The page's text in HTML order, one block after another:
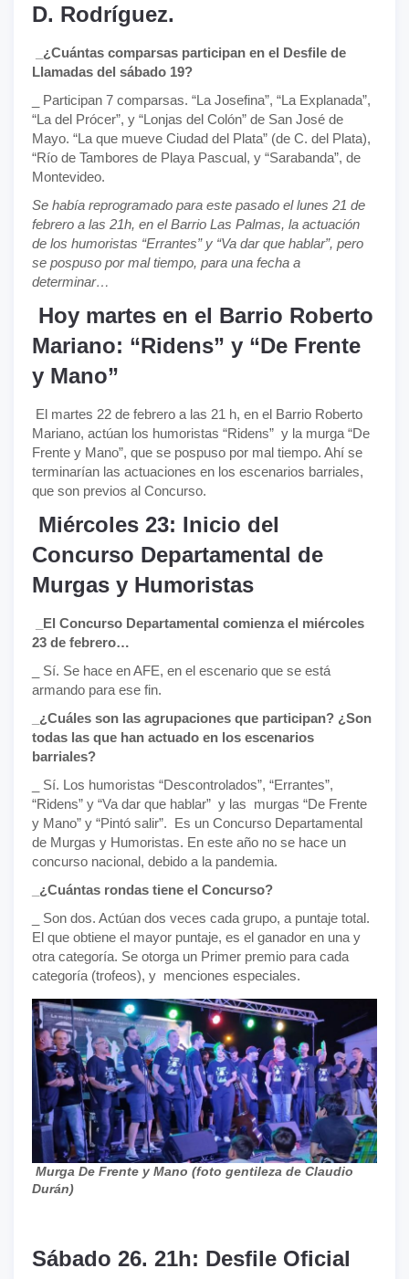
D. Rodríguez.
_¿Cuántas comparsas participan en el Desfile de
Llamadas del sábado 19?
_ Participan 7 comparsas. “La Josefina”, “La Explanada”,
“La del Prócer”, y “Lonjas del Colón” de San José de
Mayo. “La que mueve Ciudad del Plata” (de C. del Plata),
“Río de Tambores de Playa Pascual, y “Sarabanda”, de
Montevideo.
Se había reprogramado para este pasado el lunes 21 de
febrero a las 21h, en el Barrio Las Palmas, la actuación
de los humoristas “Errantes” y “Va dar que hablar”, pero
se pospuso por mal tiempo, para una fecha a
determinar…
Hoy martes en el Barrio Roberto
Mariano: “Ridens” y “De Frente
y Mano”
El martes 22 de febrero a las 21 h, en el Barrio Roberto
Mariano, actúan los humoristas “Ridens” y la murga “De
Frente y Mano”, que se pospuso por mal tiempo. Ahí se
terminarían las actuaciones en los escenarios barriales,
que son previos al Concurso.
Miércoles 23: Inicio del
Concurso Departamental de
Murgas y Humoristas
_El Concurso Departamental comienza el miércoles
23 de febrero…
_ Sí. Se hace en AFE, en el escenario que se está
armando para ese fin.
_¿Cuáles son las agrupaciones que participan? ¿Son
todas las que han actuado en los escenarios
barriales?
_ Sí. Los humoristas “Descontrolados”, “Errantes”,
“Ridens” y “Va dar que hablar” y las murgas “De Frente
y Mano” y “Pintó salir”. Es un Concurso Departamental
de Murgas y Humoristas. En este año no se hace un
concurso nacional, debido a la pandemia.
_¿Cuántas rondas tiene el Concurso?
_ Son dos. Actúan dos veces cada grupo, a puntaje total.
El que obtiene el mayor puntaje, es el ganador en una y
otra categoría. Se otorga un Primer premio para cada
categoría (trofeos), y menciones especiales.
Murga De Frente y Mano (foto gentileza de Claudio
Durán)
Sábado 26. 21h: Desfile Oficial